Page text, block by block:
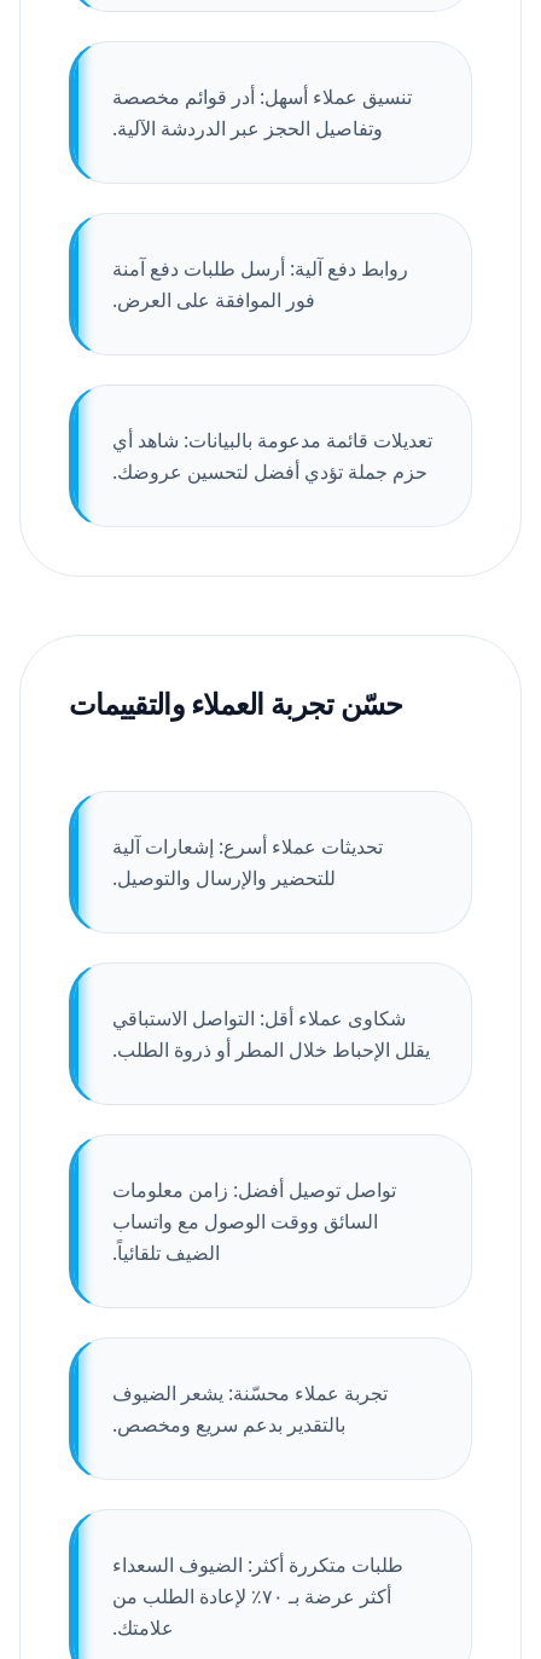
تنسيق عملاء أسهل: أدر قوائم مخصصة
وتفاصيل الحجز عبر الدردشة الآلية.
روابط دفع آلية: أرسل طلبات دفع آمنة
فور الموافقة على العرض.
تعديلات قائمة مدعومة بالبيانات: شاهد أي
حزم جملة تؤدي أفضل لتحسين عروضك.
حسّن تجربة العملاء والتقييمات
تحديثات عملاء أسرع: إشعارات آلية
للتحضير والإرسال والتوصيل.
شكاوى عملاء أقل: التواصل الاستباقي
يقلل الإحباط خلال المطر أو ذروة الطلب.
تواصل توصيل أفضل: زامن معلومات
السائق ووقت الوصول مع واتساب
الضيف تلقائياً.
تجربة عملاء محسّنة: يشعر الضيوف
بالتقدير بدعم سريع ومخصص.
طلبات متكررة أكثر: الضيوف السعداء
أكثر عرضة بـ ٧٠٪ لإعادة الطلب من
علامتك.